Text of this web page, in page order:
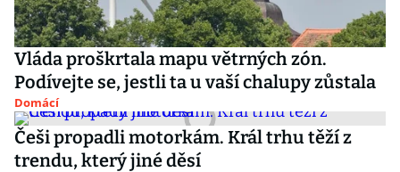
Vláda proškrtala mapu větrných zón.
Podívejte se, jestli ta u vaší chalupy zůstala
Domácí
Češi propadli motorkám. Král trhu těží z
trendu, který jiné děsí